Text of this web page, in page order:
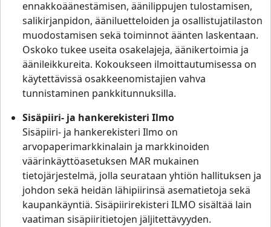
ennakkoäänestämisen, äänilippujen tulostamisen,
salikirjanpidon, ääniluetteloiden ja osallistujatilaston
muodostamisen sekä toiminnot äänten laskentaan.
Oskoko tukee useita osakelajeja, äänikertoimia ja
äänileikkureita. Kokoukseen ilmoittautumisessa on
käytettävissä osakkeenomistajien vahva
tunnistaminen pankkitunnuksilla.
Sisäpiiri- ja hankerekisteri Ilmo
Sisäpiiri- ja hankerekisteri Ilmo on
arvopaperimarkkinalain ja markkinoiden
väärinkäyttöasetuksen MAR mukainen
tietojärjestelmä, jolla seurataan yhtiön hallituksen ja
johdon sekä heidän lähipiirinsä asematietoja sekä
kaupankäyntiä. Sisäpiirirekisteri ILMO sisältää lain
vaatiman sisäpiiritietojen jäljitettävyyden.